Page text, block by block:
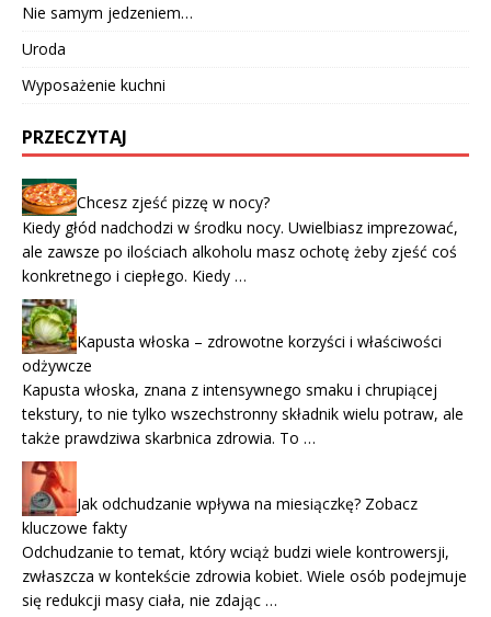
Nie samym jedzeniem…
Uroda
Wyposażenie kuchni
PRZECZYTAJ
Chcesz zjeść pizzę w nocy?
Kiedy głód nadchodzi w środku nocy. Uwielbiasz imprezować,
ale zawsze po ilościach alkoholu masz ochotę żeby zjeść coś
konkretnego i ciepłego. Kiedy …
Kapusta włoska – zdrowotne korzyści i właściwości
odżywcze
Kapusta włoska, znana z intensywnego smaku i chrupiącej
tekstury, to nie tylko wszechstronny składnik wielu potraw, ale
także prawdziwa skarbnica zdrowia. To …
Jak odchudzanie wpływa na miesiączkę? Zobacz
kluczowe fakty
Odchudzanie to temat, który wciąż budzi wiele kontrowersji,
zwłaszcza w kontekście zdrowia kobiet. Wiele osób podejmuje
się redukcji masy ciała, nie zdając …